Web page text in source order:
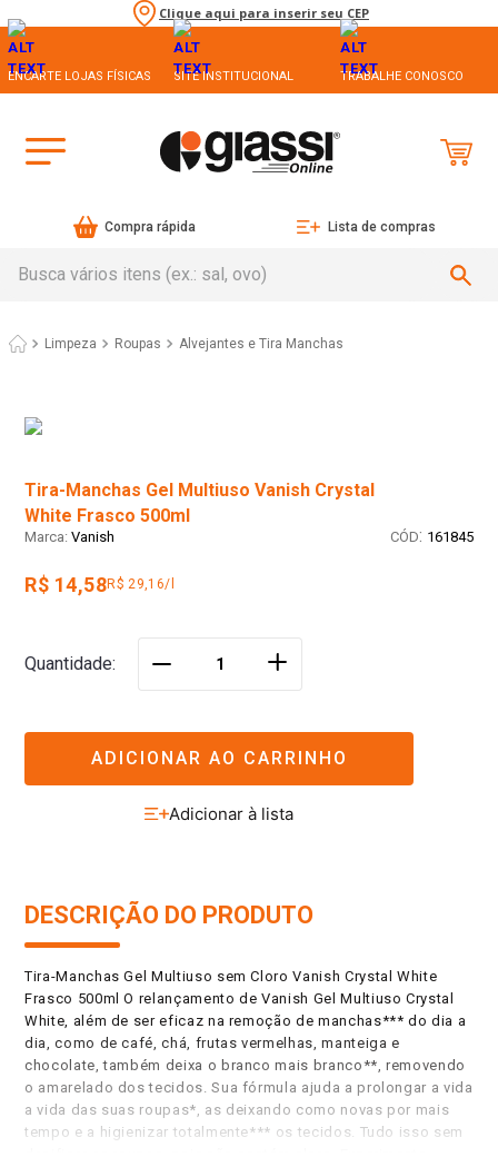
Clique aqui para inserir seu CEP
ENCARTE LOJAS FÍSICAS SITE INSTITUCIONAL TRABALHE CONOSCO
Compra rápida Lista de compras
Limpeza Roupas Alvejantes e Tira Manchas
Tira-Manchas Gel Multiuso Vanish Crystal
White Frasco 500ml
Vanish : 161845
R$ 14,58R$ 29,16/l
Quantidade ＋
ADICIONAR AO CARRINHO
DESCRIÇÃO DO PRODUTO
Tira-Manchas Gel Multiuso sem Cloro Vanish Crystal White
Frasco 500ml O relançamento de Vanish Gel Multiuso Crystal
White, além de ser eficaz na remoção de manchas*** do dia a
dia, como de café, chá, frutas vermelhas, manteiga e
chocolate, também deixa o branco mais branco**, removendo
o amarelado dos tecidos. Sua fórmula ajuda a prolongar a vida
a vida das suas roupas*, as deixando como novas por mais
tempo e a higienizar totalmente*** os tecidos. Tudo isso sem